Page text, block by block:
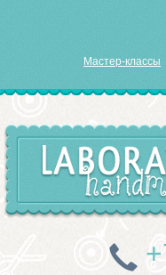
Мастер-классы